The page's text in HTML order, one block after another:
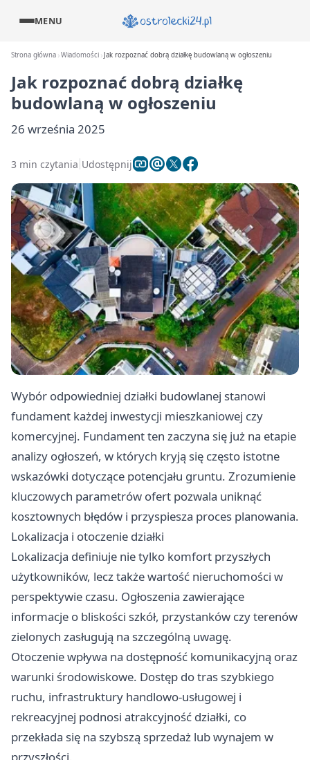
MENU
Strona główna Wiadomości Jak rozpoznać dobrą działkę budowlaną w ogłoszeniu
Jak rozpoznać dobrą działkę
budowlaną w ogłoszeniu
26 września 2025
3 min czytania Udostępnij
Wybór odpowiedniej działki budowlanej stanowi
fundament każdej inwestycji mieszkaniowej czy
komercyjnej. Fundament ten zaczyna się już na etapie
analizy ogłoszeń, w których kryją się często istotne
wskazówki dotyczące potencjału gruntu. Zrozumienie
kluczowych parametrów ofert pozwala uniknąć
kosztownych błędów i przyspiesza proces planowania.
Lokalizacja i otoczenie działki
Lokalizacja definiuje nie tylko komfort przyszłych
użytkowników, lecz także wartość nieruchomości w
perspektywie czasu. Ogłoszenia zawierające
informacje o bliskości szkół, przystanków czy terenów
zielonych zasługują na szczególną uwagę.
Otoczenie wpływa na dostępność komunikacyjną oraz
warunki środowiskowe. Dostęp do tras szybkiego
ruchu, infrastruktury handlowo-usługowej i
rekreacyjnej podnosi atrakcyjność działki, co
przekłada się na szybszą sprzedaż lub wynajem w